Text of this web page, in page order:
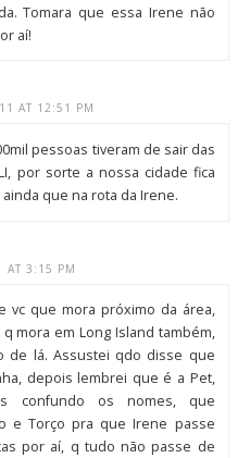
Tomara que essa Irene não
aí!
AT 12:51 PM
pessoas tiveram de sair das
por sorte a nossa cidade fica
que na rota da Irene.
AT 3:15 PM
vc que mora próximo da área,
mora em Long Island também,
de lá. Assustei qdo disse que
depois lembrei que é a Pet,
confundo os nomes, que
e Torço pra que Irene passe
por aí, q tudo não passe de